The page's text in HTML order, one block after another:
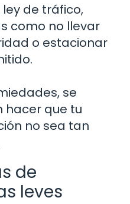
de tráfico,
como no llevar
o estacionar
se
hacer que tu
no sea tan
de
leves